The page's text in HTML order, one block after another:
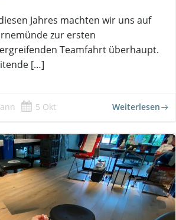
Jahres machten wir uns auf
zur ersten
Teamfahrt überhaupt.
[…]
5 Okt Weiterlesen